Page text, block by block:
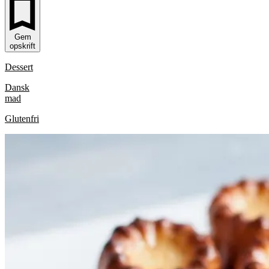
Gem
opskrift
Dessert
Dansk
mad
Glutenfri
CannelésCannelés